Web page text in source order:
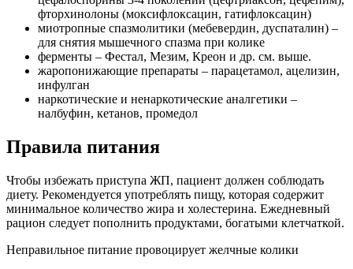
фторхинолоны (моксифлоксацин, гатифлоксацин)
миотропные спазмолитики (мебевердин, дуспаталин) –
для снятия мышечного спазма при колике
ферменты – Фестал, Мезим, Креон и др. см. выше.
жаропонижающие препараты – парацетамол, ацелизин,
инфулган
наркотические и ненаркотические аналгетики –
налбуфин, кетанов, промедол
Правила питания
Чтобы избежать приступа ЖП, пациент должен соблюдать
диету. Рекомендуется употреблять пищу, которая содержит
минимальное количество жира и холестерина. Ежедневный
рацион следует пополнить продуктами, богатыми клетчаткой.
Неправильное питание провоцирует желчные колики